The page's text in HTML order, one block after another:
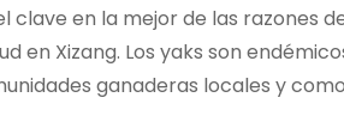
en la mejor de las razones
Xizang. Los yaks son
ganaderas locales y